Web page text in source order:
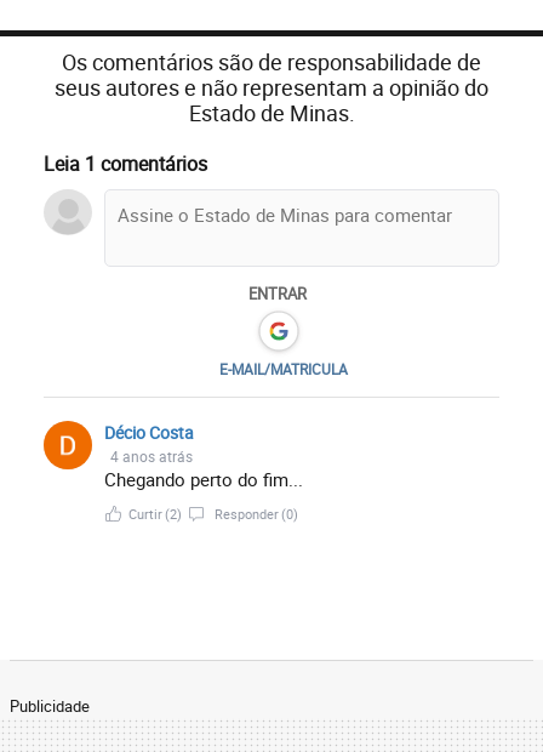
Os comentários são de responsabilidade de
seus autores e não representam a opinião do
Estado de Minas.
Leia 1 comentários
ENTRAR
E-MAIL/MATRICULA
Décio Costa
4 anos atrás
Chegando perto do fim...
Curtir(2) Responder(0)
Publicidade